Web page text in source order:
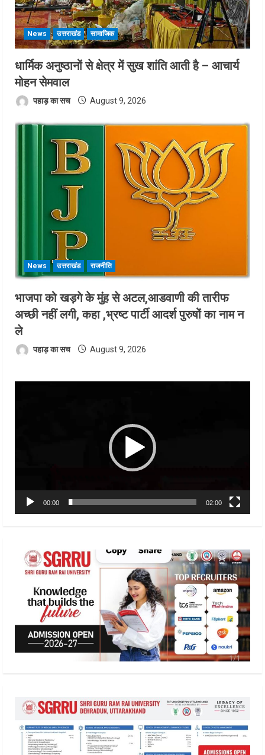
News उत्तराखंड सामाजिक
धार्मिक अनुष्ठानों से क्षेत्र में सुख शांति आती है – आचार्य
मोहन सेमवाल
पहाड़ का सच August 9, 2026
News उत्तराखंड राजनीति
भाजपा को खड़गे के मुंह से अटल,आडवाणी की तारीफ
अच्छी नहीं लगी, कहा ,भ्रष्ट पार्टी आदर्श पुरुषों का नाम न
ले
पहाड़ का सच August 9, 2026
00:00 02:00